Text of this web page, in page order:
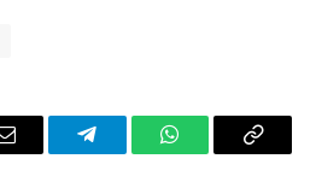
Email TelegramWhatsAppCopy